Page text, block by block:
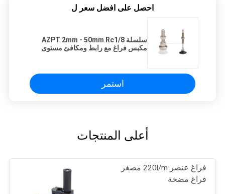
احصل على افضل سعر ل
سلسلة AZPT 2mm - 50mm Rc1/8
مكبس فراغ مع رابط ومكافئ مستوى
استمر
أعلى المنتجات
فراغ عنصر 220l/m مصغر
فراغ مضخة